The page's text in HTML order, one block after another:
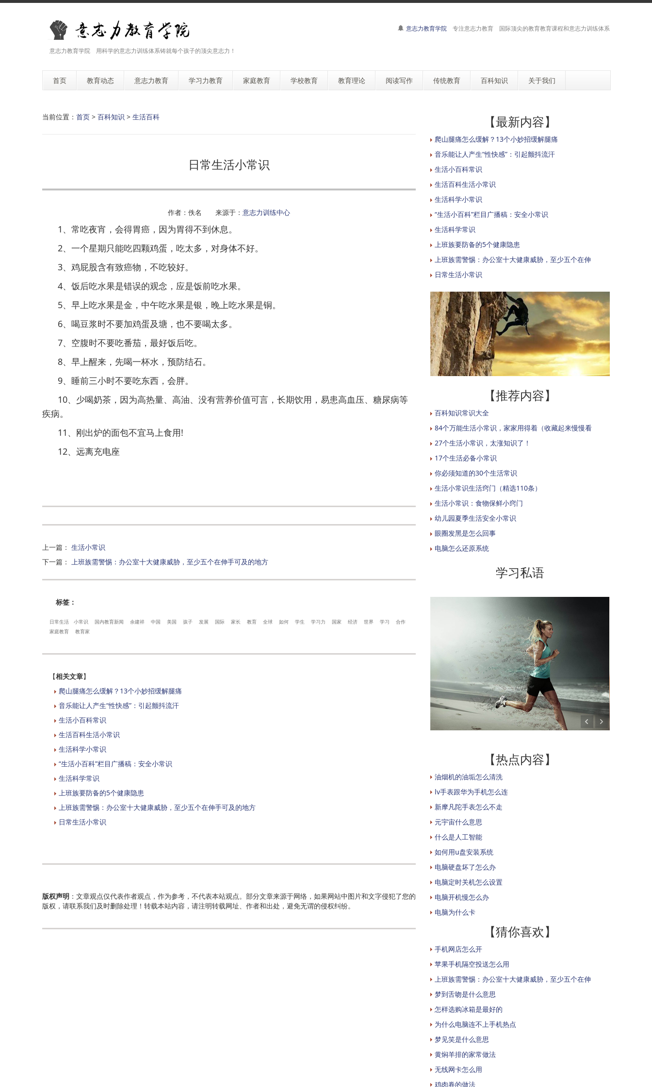
意志力教育学院 用科学的意志力训练体系铸就每个孩子的顶尖意志力！
意志力教育学院 专注意志力教育 国际顶尖的教育教育课程和意志力训练体系
首页 教育动态 意志力教育 学习力教育 家庭教育 学校教育 教育理论 阅读写作 传统教育 百科知识 关于我们
当前位置： 首页 > 百科知识 > 生活百科
日常生活小常识
作者：佚名 来源于： 意志力训练中心
1、常吃夜宵，会得胃癌，因为胃得不到休息。
2、一个星期只能吃四颗鸡蛋，吃太多，对身体不好。
3、鸡屁股含有致癌物，不吃较好。
4、饭后吃水果是错误的观念，应是饭前吃水果。
5、早上吃水果是金，中午吃水果是银，晚上吃水果是铜。
6、喝豆浆时不要加鸡蛋及塘，也不要喝太多。
7、空腹时不要吃番茄，最好饭后吃。
8、早上醒来，先喝一杯水，预防结石。
9、睡前三小时不要吃东西，会胖。
10、少喝奶茶，因为高热量、高油、没有营养价值可言，长期饮用，易患高血压、糖尿病等
疾病。
11、刚出炉的面包不宜马上食用!
12、远离充电座
上一篇 ： 生活小常识
下一篇 ： 上班族需警惕：办公室十大健康威胁，至少五个在伸手可及的地方
标签：
日常生活 小常识 国内教育新闻 余建祥 中国 美国 孩子 发展 国际 家长 教育 全球 如何 学生 学习力 国家 经济 世界 学习
合作
家庭教育
教育家
【相关文章】
爬山腿痛怎么缓解？13个小妙招缓解腿痛
音乐能让人产生“性快感”：引起颤抖流汗
生活小百科常识
生活百科生活小常识
生活科学小常识
“生活小百科”栏目广播稿：安全小常识
生活科学常识
上班族要防备的5个健康隐患
上班族需警惕：办公室十大健康威胁，至少五个在伸手可及的地方
日常生活小常识
版权声明 ：文章观点仅代表作者观点，作为参考，不代表本站观点。部分文章来源于网络，如果网站中图片和文字侵犯了您的
版权，请联系我们及时删除处理！转载本站内容，请注明转载网址、作者和出处，避免无谓的侵权纠纷。
【最新内容】
爬山腿痛怎么缓解？13个小妙招缓解腿痛
音乐能让人产生“性快感”：引起颤抖流汗
生活小百科常识
生活百科生活小常识
生活科学小常识
“生活小百科”栏目广播稿：安全小常识
生活科学常识
上班族要防备的5个健康隐患
上班族需警惕：办公室十大健康威胁，至少五个在伸
日常生活小常识
【推荐内容】
百科知识常识大全
84个万能生活小常识，家家用得着（收藏起来慢慢看
27个生活小常识，太涨知识了！
17个生活必备小常识
你必须知道的30个生活常识
生活小常识生活窍门（精选110条）
生活小常识：食物保鲜小窍门
幼儿园夏季生活安全小常识
眼圈发黑是怎么回事
电脑怎么还原系统
学习私语
【热点内容】
油烟机的油垢怎么清洗
lv手表跟华为手机怎么连
新摩凡陀手表怎么不走
元宇宙什么意思
什么是人工智能
如何用u盘安装系统
电脑硬盘坏了怎么办
电脑定时关机怎么设置
电脑开机慢怎么办
电脑为什么卡
【猜你喜欢】
手机网店怎么开
苹果手机隔空投送怎么用
上班族需警惕：办公室十大健康威胁，至少五个在伸
梦到舌吻是什么意思
怎样选购冰箱是最好的
为什么电脑连不上手机热点
梦见笑是什么意思
黄焖羊排的家常做法
无线网卡怎么用
鸡肉卷的做法